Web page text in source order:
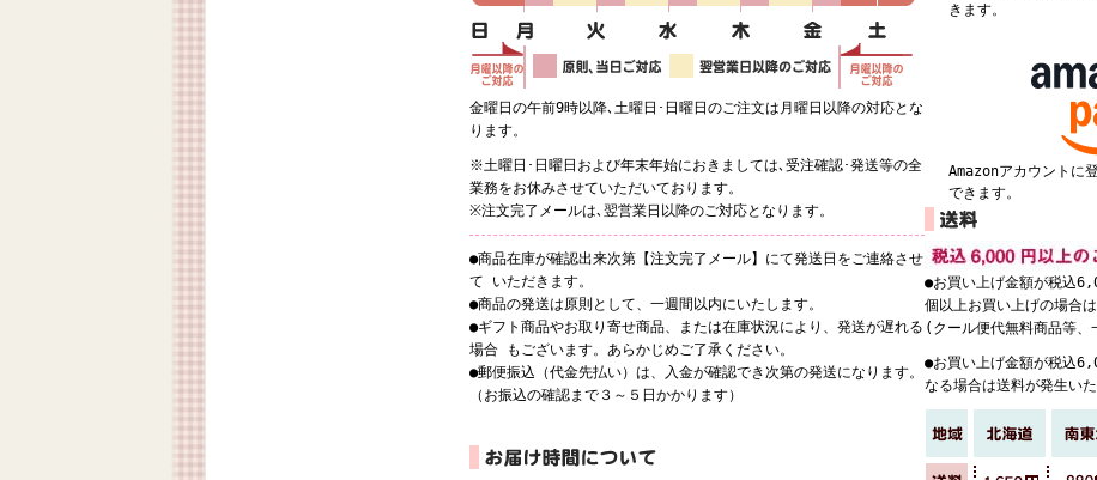
金曜日の午前9時以降､土曜日･日曜日のご注文は月曜日以降の対応とな
ります。
※土曜日･日曜日および年末年始におきましては､受注確認･発送等の全
業務をお休みさせていただいております。
※注文完了メールは､翌営業日以降のご対応となります。
●商品在庫が確認出来次第【注文完了メール】にて発送日をご連絡させ
て いただきます。
●商品の発送は原則として、一週間以内にいたします。
●ギフト商品やお取り寄せ商品、または在庫状況により、発送が遅れる
場合 もございます。あらかじめご了承ください。
●郵便振込（代金先払い）は、入金が確認でき次第の発送になります。
（お振込の確認まで３～５日かかります）
きます。
Amazonアカウントに
できます。
●お買い上げ金額が税込
個以上お買い上げの場合
(クール便代無料商品等、
●お買い上げ金額が税込
なる場合は送料が発生い